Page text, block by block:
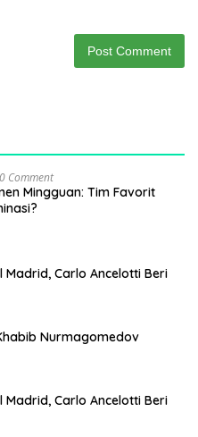
0 Comment
Mingguan: Tim Favorit
Madrid, Carlo Ancelotti Beri
Nurmagomedov
Madrid, Carlo Ancelotti Beri